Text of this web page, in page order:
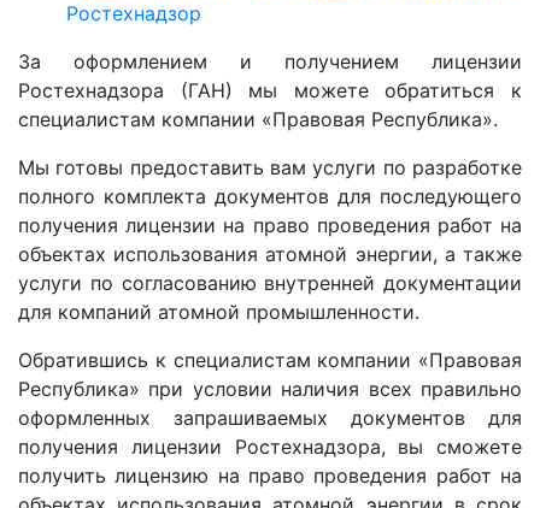
Ростехнадзор
За оформлением и получением лицензии
Ростехнадзора (ГАН) мы можете обратиться к
специалистам компании «Правовая Республика».
Мы готовы предоставить вам услуги по разработке
полного комплекта документов для последующего
получения лицензии на право проведения работ на
объектах использования атомной энергии, а также
услуги по согласованию внутренней документации
для компаний атомной промышленности.
Обратившись к специалистам компании «Правовая
Республика» при условии наличия всех правильно
оформленных запрашиваемых документов для
получения лицензии Ростехнадзора, вы сможете
получить лицензию на право проведения работ на